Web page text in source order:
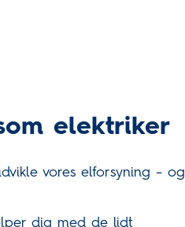
elektriker
vores elforsyning – og
dig med de lidt